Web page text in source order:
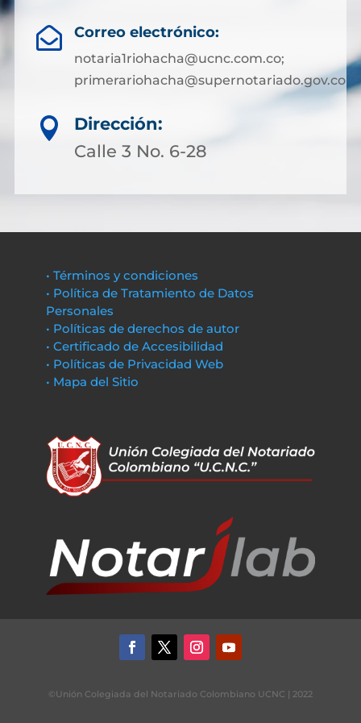
 Correo electrónico:
notaria1riohacha@ucnc.com.co;
primerariohacha@supernotariado.gov.co

Dirección:
Calle 3 No. 6-28
• Términos y condiciones
• Política de Tratamiento de Datos
Personales
• Políticas de derechos de autor
• Certificado de Accesibilidad
• Políticas de Privacidad Web
• Mapa del Sitio
©Unión Colegiada del Notariado Colombiano UCNC | 2022